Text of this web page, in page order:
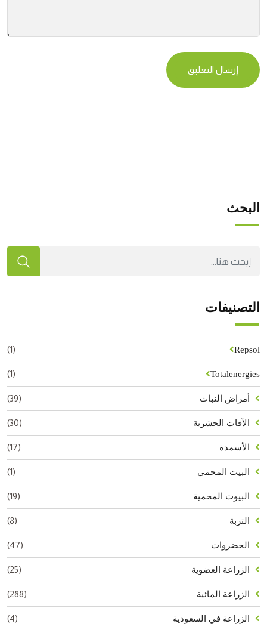
البحث
التصنيفات
Repsol
(1)
Totalenergies
(1)
أمراض النبات (39)
الآفات الحشرية (30)
الأسمدة (17)
البيت المحمي (1)
البيوت المحمية (19)
التربة (8)
الخضروات (47)
الزراعة العضوية (25)
الزراعة المائية (288)
الزراعة في السعودية (4)